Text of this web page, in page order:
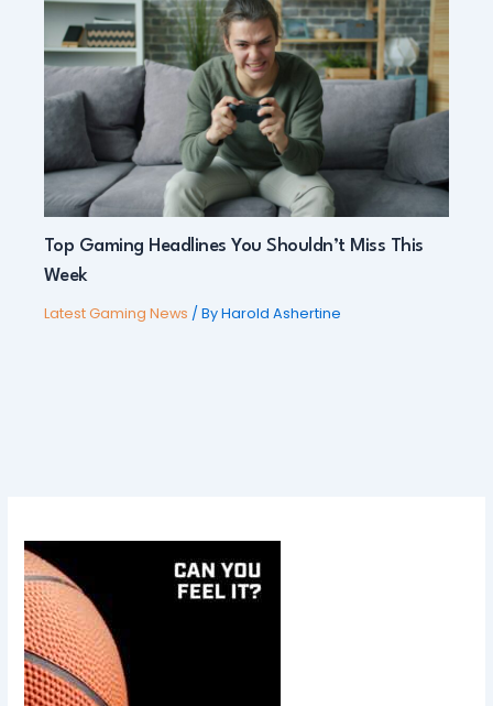
Top Gaming Headlines You Shouldn’t Miss This
Week
Latest Gaming News / ByHarold Ashertine